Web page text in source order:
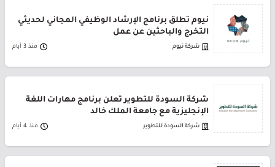
نيوم تطلق برنامج الإرشاد الوظيفي المجاني لحديثي
التخرج والباحثين عن عمل
شركة نيوم منذ 3 أيام
شركة السودة للتطوير تعلن برنامج مهارات اللغة
الإنجليزية مع جامعة الملك خالد
شركة السودة للتطوير منذ 4 أيام